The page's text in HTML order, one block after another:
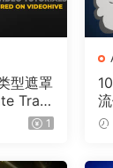
型遮罩
Tran
AE模
1